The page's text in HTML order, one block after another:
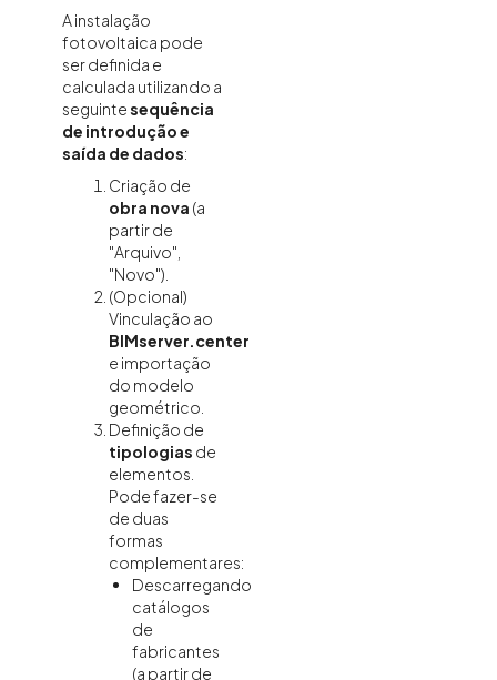
A instalação
fotovoltaica pode
ser definida e
calculada utilizando a
seguintesequência
de introdução e
saída de dados:
Criação de
obra nova (a
partir de
"Arquivo",
"Novo").
(Opcional)
Vinculação ao
BIMserver.center
e importação
do modelo
geométrico.
Definição de
tipologias de
elementos.
Pode fazer-se
de duas
formas
complementares:
Descarregando
catálogos
de
fabricantes
(a partir de